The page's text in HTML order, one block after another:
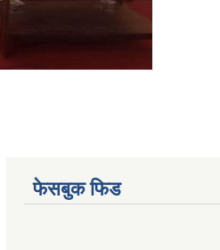
फेसबुक फिड